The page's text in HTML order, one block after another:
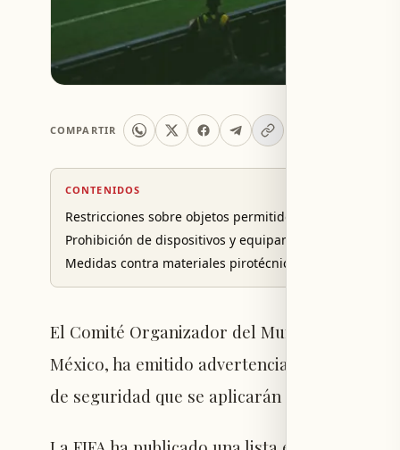
COMPARTIR
CONTENIDOS
Restricciones sobre objetos permitidos en los estadios
Prohibición de dispositivos y equipamiento específico
Medidas contra materiales pirotécnicos y regulaciones
El Comité Organizador del Mundial 2026,
México, ha emitido advertencias importantes
de seguridad que se aplicarán en los